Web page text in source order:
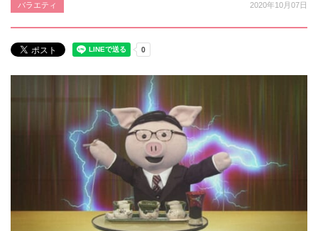
バラエティ 2020年10月07日